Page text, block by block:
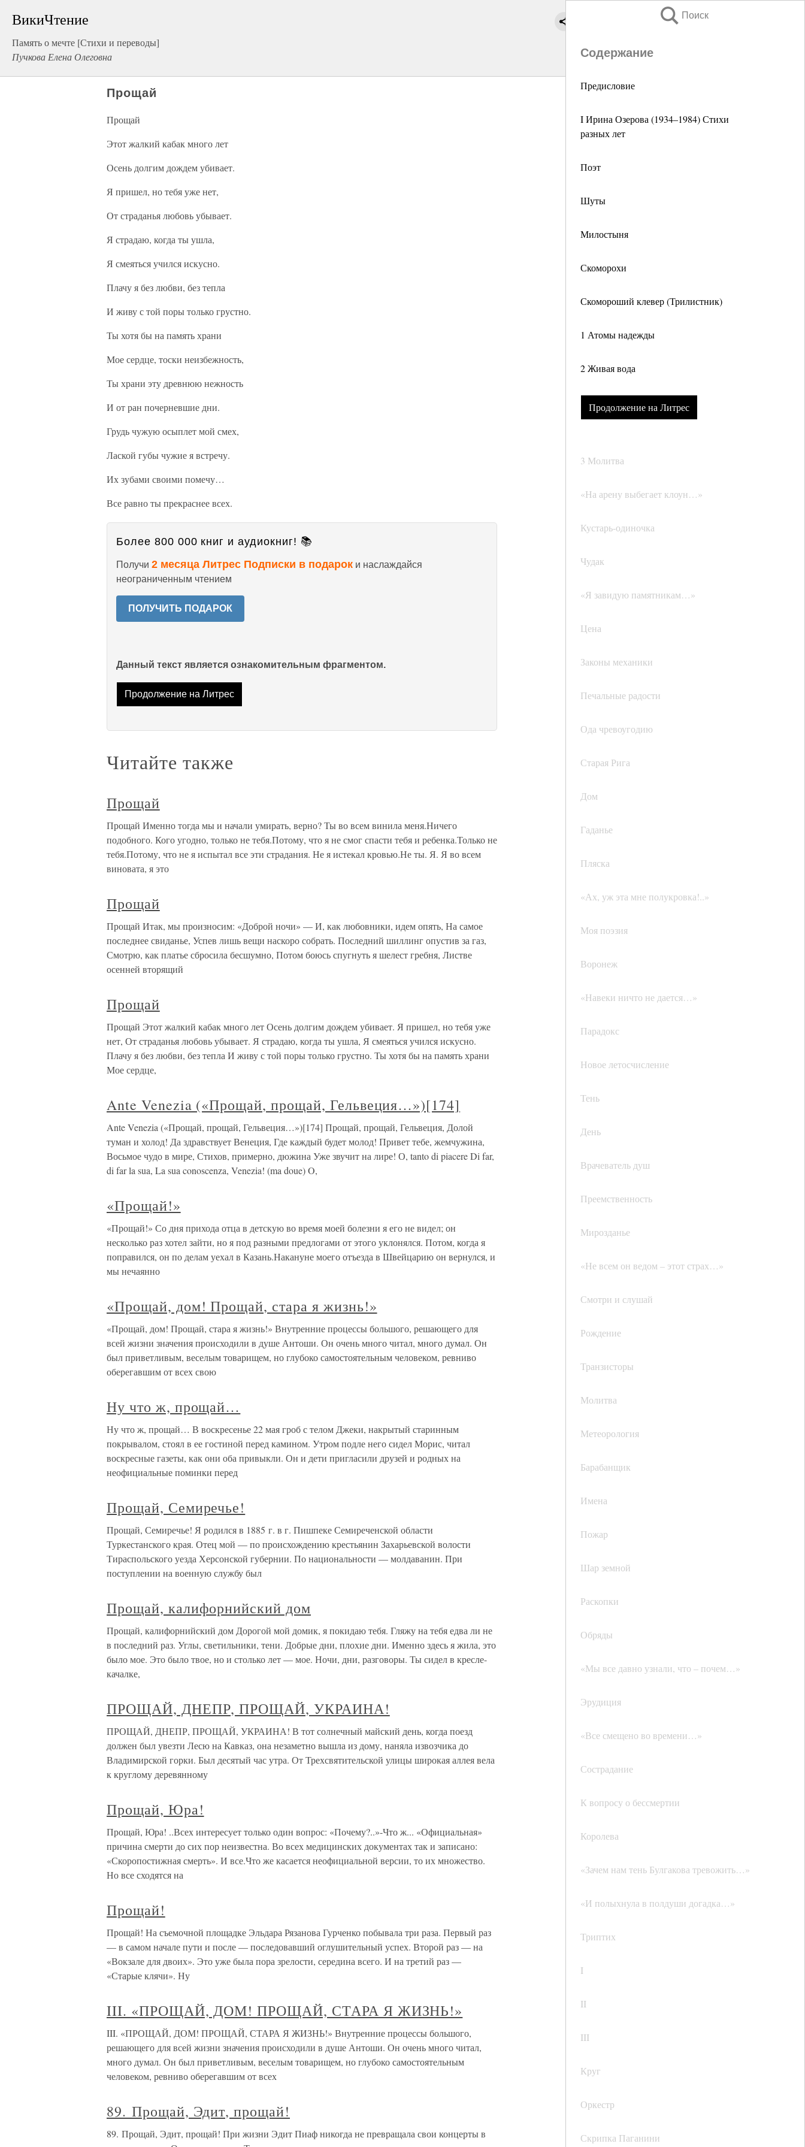
ВикиЧтение
Память о мечте [Стихи и переводы]
Пучкова Елена Олеговна
Поиск
Содержание
Предисловие
I Ирина Озерова (1934–1984) Стихи
разных лет
Поэт
Шуты
Милостыня
Скоморохи
Скомороший клевер (Трилистник)
1 Атомы надежды
2 Живая вода
Продолжение на Литрес
3 Молитва
«На арену выбегает клоун…»
Кустарь-одиночка
Чудак
«Я завидую памятникам…»
Цена
Законы механики
Печальные радости
Ода чревоугодию
Старая Рига
Дом
Гаданье
Пляска
«Ах, уж эта мне полукровка!..»
Моя поэзия
Воронеж
«Навеки ничто не дается…»
Парадокс
Новое летосчисление
Тень
День
Врачеватель душ
Преемственность
Мирозданье
«Не всем он ведом – этот страх…»
Смотри и слушай
Рождение
Транзисторы
Молитва
Метеорология
Барабанщик
Имена
Пожар
Шар земной
Раскопки
Обряды
«Мы все давно узнали, что – почем…»
Эрудиция
«Все смещено во времени…»
Сострадание
К вопросу о бессмертии
Королева
«Зачем нам тень Булгакова тревожить…»
«И полыхнула в полдуши догадка…»
Триптих
I
II
III
Круг
Оркестр
Скрипка Паганини
Прощай
Прощай
Этот жалкий кабак много лет
Осень долгим дождем убивает.
Я пришел, но тебя уже нет,
От страданья любовь убывает.
Я страдаю, когда ты ушла,
Я смеяться учился искусно.
Плачу я без любви, без тепла
И живу с той поры только грустно.
Ты хотя бы на память храни
Мое сердце, тоски неизбежность,
Ты храни эту древнюю нежность
И от ран почерневшие дни.
Грудь чужую осыплет мой смех,
Лаской губы чужие я встречу.
Их зубами своими помечу…
Все равно ты прекраснее всех.
Более 800 000 книг и аудиокниг! 📚
Получи 2 месяца Литрес Подписки в подарок и наслаждайся
неограниченным чтением
ПОЛУЧИТЬ ПОДАРОК
Данный текст является ознакомительным фрагментом.
Продолжение на Литрес
Читайте также
Прощай
Прощай Именно тогда мы и начали умирать, верно? Ты во всем винила меня.Ничего
подобного. Кого угодно, только не тебя.Потому, что я не смог спасти тебя и ребенка.Только не
тебя.Потому, что не я испытал все эти страдания. Не я истекал кровью.Не ты. Я. Я во всем
виновата, я это
Прощай
Прощай Итак, мы произносим: «Доброй ночи» — И, как любовники, идем опять, На самое
последнее свиданье, Успев лишь вещи наскоро собрать. Последний шиллинг опустив за газ,
Смотрю, как платье сбросила бесшумно, Потом боюсь спугнуть я шелест гребня, Листве
осенней вторящий
Прощай
Прощай Этот жалкий кабак много лет Осень долгим дождем убивает. Я пришел, но тебя уже
нет, От страданья любовь убывает. Я страдаю, когда ты ушла, Я смеяться учился искусно.
Плачу я без любви, без тепла И живу с той поры только грустно. Ты хотя бы на память храни
Мое сердце,
Ante Venezia («Прощай, прощай, Гельвеция…»)[174]
Ante Venezia («Прощай, прощай, Гельвеция…»)[174] Прощай, прощай, Гельвеция, Долой
туман и холод! Да здравствует Венеция, Где каждый будет молод! Привет тебе, жемчужина,
Восьмое чудо в мире, Стихов, примерно, дюжина Уже звучит на лире! О, tanto di piacere Di far,
di far la sua, La sua conoscenza, Venezia! (ma doue) O,
«Прощай!»
«Прощай!» Со дня прихода отца в детскую во время моей болезни я его не видел; он
несколько раз хотел зайти, но я под разными предлогами от этого уклонялся. Потом, когда я
поправился, он по делам уехал в Казань.Накануне моего отъезда в Швейцарию он вернулся, и
мы нечаянно
«Прощай, дом! Прощай, стара я жизнь!»
«Прощай, дом! Прощай, стара я жизнь!» Внутренние процессы большого, решающего для
всей жизни значения происходили в душе Антоши. Он очень много читал, много думал. Он
был приветливым, веселым товарищем, но глубоко самостоятельным человеком, ревниво
оберегавшим от всех свою
Ну что ж, прощай…
Ну что ж, прощай… В воскресенье 22 мая гроб с телом Джеки, накрытый старинным
покрывалом, стоял в ее гостиной перед камином. Утром подле него сидел Морис, читал
воскресные газеты, как они оба привыкли. Он и дети пригласили друзей и родных на
неофициальные поминки перед
Прощай, Семиречье!
Прощай, Семиречье! Я родился в 1885 г. в г. Пишпеке Семиреченской области
Туркестанского края. Отец мой — по происхождению крестьянин Захарьевской волости
Тираспольского уезда Херсонской губернии. По национальности — молдаванин. При
поступлении на военную службу был
Прощай, калифорнийский дом
Прощай, калифорнийский дом Дорогой мой домик, я покидаю тебя. Гляжу на тебя едва ли не
в последний раз. Углы, светильники, тени. Добрые дни, плохие дни. Именно здесь я жила, это
было мое. Это было твое, но и столько лет — мое. Ночи, дни, разговоры. Ты сидел в кресле-
качалке,
ПРОЩАЙ, ДНЕПР, ПРОЩАЙ, УКРАИНА!
ПРОЩАЙ, ДНЕПР, ПРОЩАЙ, УКРАИНА! В тот солнечный майский день, когда поезд
должен был увезти Лесю на Кавказ, она незаметно вышла из дому, наняла извозчика до
Владимирской горки. Был десятый час утра. От Трехсвятительской улицы широкая аллея вела
к круглому деревянному
Прощай, Юра!
Прощай, Юра! ..Всех интересует только один вопрос: «Почему?..»-Что ж... «Официальная»
причина смерти до сих пор неизвестна. Во всех медицинских документах так и записано:
«Скоропостижная смерть». И все.Что же касается неофициальной версии, то их множество.
Но все сходятся на
Прощай!
Прощай! На съемочной площадке Эльдара Рязанова Гурченко побывала три раза. Первый раз
— в самом начале пути и после — последовавший оглушительный успех. Второй раз — на
«Вокзале для двоих». Это уже была пора зрелости, середина всего. И на третий раз —
«Старые клячи». Ну
III. «ПРОЩАЙ, ДОМ! ПРОЩАЙ, СТАРА Я ЖИЗНЬ!»
III. «ПРОЩАЙ, ДОМ! ПРОЩАЙ, СТАРА Я ЖИЗНЬ!» Внутренние процессы большого,
решающего для всей жизни значения происходили в душе Антоши. Он очень много читал,
много думал. Он был приветливым, веселым товарищем, но глубоко самостоятельным
человеком, ревниво оберегавшим от всех
89. Прощай, Эдит, прощай!
89. Прощай, Эдит, прощай! При жизни Эдит Пиаф никогда не превращала свои концерты в